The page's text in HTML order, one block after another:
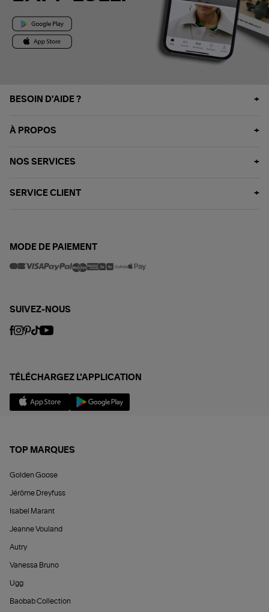
BESOIN D'AIDE ?
À PROPOS
NOS SERVICES
SERVICE CLIENT
MODE DE PAIEMENT
SUIVEZ-NOUS
TÉLÉCHARGEZ L'APPLICATION
TOP MARQUES
Golden Goose
Jérôme Dreyfuss
Isabel Marant
Jeanne Vouland
Autry
Vanessa Bruno
Ugg
Baobab Collection